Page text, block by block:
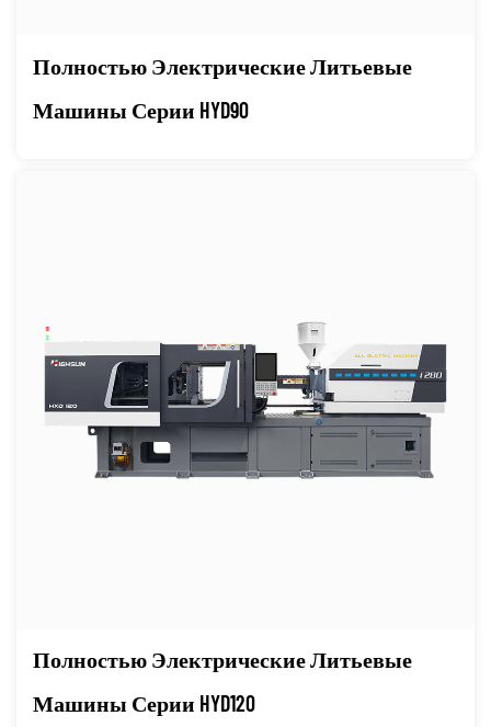
Полностью Электрические Литьевые
Машины Серии HYD90
Полностью Электрические Литьевые
Машины Серии HYD120